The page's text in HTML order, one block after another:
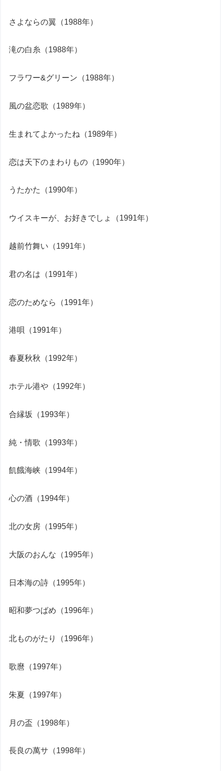
さよならの翼（1988年）
滝の白糸（1988年）
フラワー&グリーン（1988年）
風の盆恋歌（1989年）
生まれてよかったね（1989年）
恋は天下のまわりもの（1990年）
うたかた（1990年）
ウイスキーが、お好きでしょ（1991年）
越前竹舞い（1991年）
君の名は（1991年）
恋のためなら（1991年）
港唄（1991年）
春夏秋秋（1992年）
ホテル港や（1992年）
合縁坂（1993年）
純・情歌（1993年）
飢餓海峡（1994年）
心の酒（1994年）
北の女房（1995年）
大阪のおんな（1995年）
日本海の詩（1995年）
昭和夢つばめ（1996年）
北ものがたり（1996年）
歌麿（1997年）
朱夏（1997年）
月の盃（1998年）
長良の萬サ（1998年）